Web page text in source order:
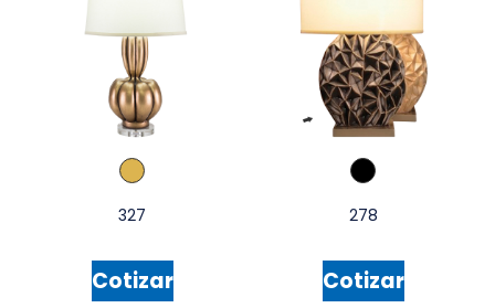
327
Cotizar
278
Cotizar